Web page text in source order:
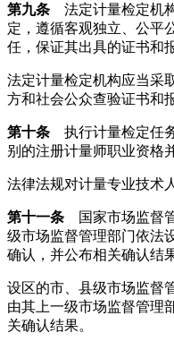
第九条 法定计量检定机
定，遵循客观独立、公平
任，保证其出具的证书和
法定计量检定机构应当采
方和社会公众查验证书和
第十条 执行计量检定任
别的注册计量师职业资格
法律法规对计量专业技术
第十一条 国家市场监督
级市场监督管理部门依法
确认，并公布相关确认结果
设区的市、县级市场监督
由其上一级市场监督管理
关确认结果。